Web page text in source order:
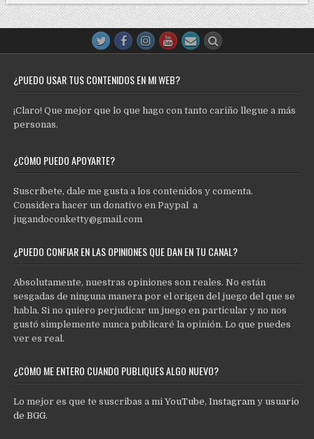
¿PUEDO USAR TUS CONTENIDOS EN MI WEB?
¡Claro! Que mejor que lo que hago con tanto cariño llegue a más
personas.
¿CÓMO PUEDO APOYARTE?
Suscríbete, dale me gusta a los contenidos y comenta.
Considera hacer un donativo en Paypal a
jugandoconketty@gmail.com
¿PUEDO CONFIAR EN LAS OPINIONES QUE DAN EN TU CANAL?
Absolutamente, nuestras opiniones son reales. No están
sesgadas de ninguna manera por el origen del juego del que se
habla. Si no quiero perjudicar un juego en particular y no nos
gustó simplemente nunca publicaré la opinión. Lo que puedes
ver es real.
¿CÓMO ME ENTERO CUANDO PUBLIQUES ALGO NUEVO?
Lo mejor es que te suscribas a miYouTube,Instagram y usuario
de BGG.